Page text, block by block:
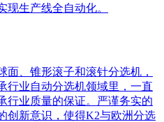
现生产线全自动化。
面、锥形滚子和滚针分选机，
行业自动分选机领域里，一直
行业质量的保证。严谨务实的
创新意识，使得K2与欧洲分选